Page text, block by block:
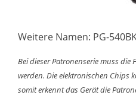
Weitere Namen: PG-
Bei dieser Patronenserie muss die
werden. Die elektronischen Chips
somit erkennt das Gerät die